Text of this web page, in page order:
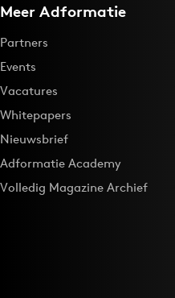
Meer Adformatie
Partners
Events
Vacatures
Whitepapers
Nieuwsbrief
Adformatie Academy
Volledig Magazine Archief